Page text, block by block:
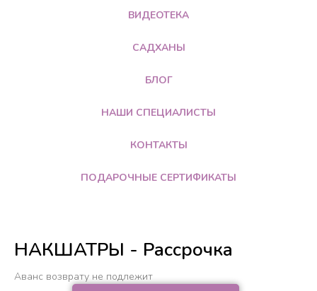
ВИДЕОТЕКА
САДХАНЫ
БЛОГ
НАШИ СПЕЦИАЛИСТЫ
КОНТАКТЫ
ПОДАРОЧНЫЕ СЕРТИФИКАТЫ
НАКШАТРЫ - Рассрочка
Аванс возврату не подлежит